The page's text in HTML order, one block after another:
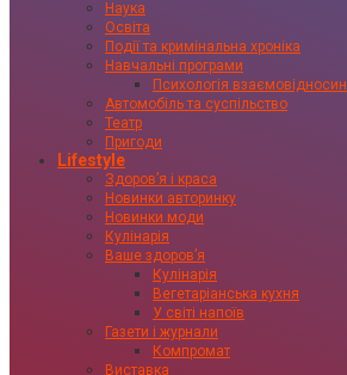
Наука
Освіта
Події та кримінальна хроніка
Навчальні програми
Психологія взаємовідносин
Автомобіль та суспільство
Театр
Пригоди
Lifestyle
Здоровʼя і краса
Новинки авторинку
Новинки моди
Кулінарія
Ваше здоровʼя
Кулінарія
Вегетаріанська кухня
У світі напоїв
Газети і журнали
Компромат
Виставка